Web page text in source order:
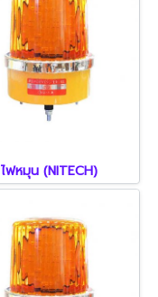
ไฟหมุน (NITECH)